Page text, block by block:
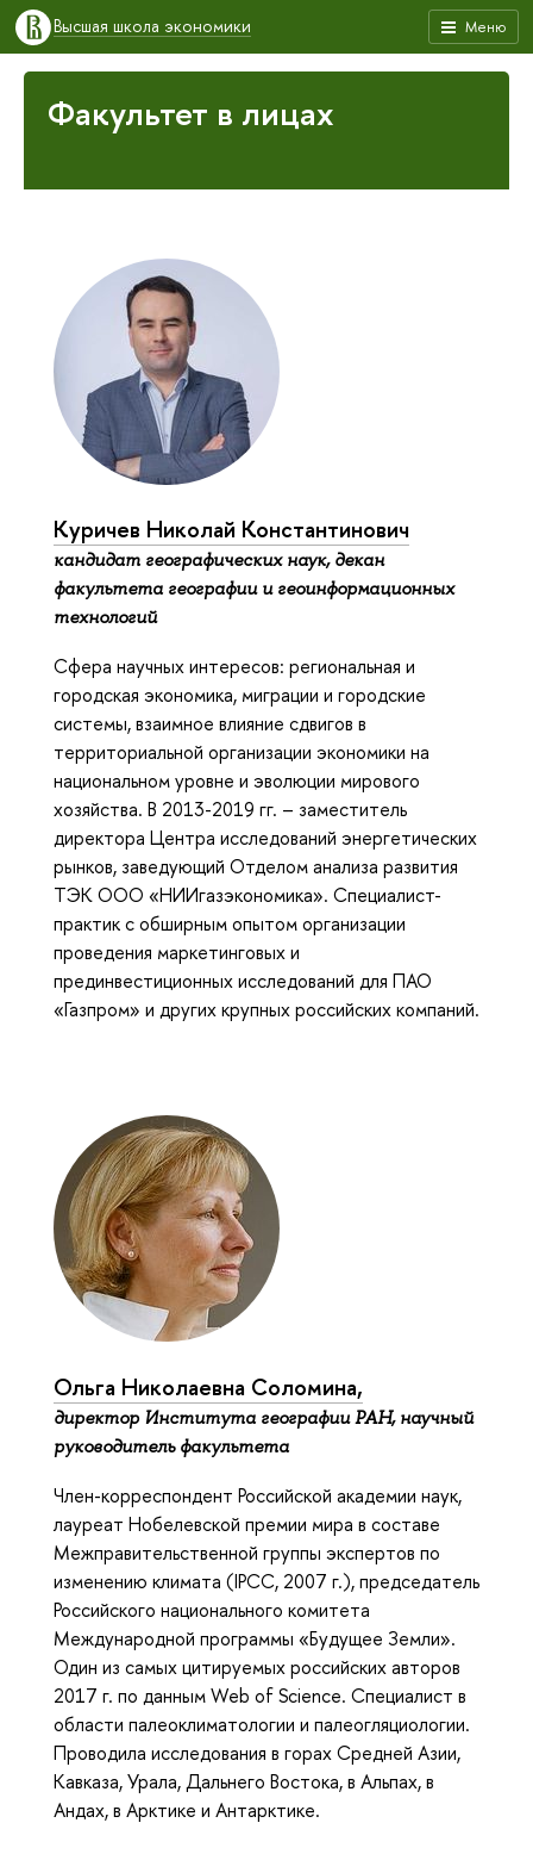
Меню
Высшая школа экономики
Факультет в лицах
Куричев Николай Константинович
кандидат географических наук, декан
факультета географии и геоинформационных
технологий
Сфера научных интересов: региональная и
городская экономика, миграции и городские
системы, взаимное влияние сдвигов в
территориальной организации экономики на
национальном уровне и эволюции мирового
хозяйства. В 2013-2019 гг. – заместитель
директора Центра исследований энергетических
рынков, заведующий Отделом анализа развития
ТЭК ООО «НИИгазэкономика». Специалист-
практик с обширным опытом организации
проведения маркетинговых и
прединвестиционных исследований для ПАО
«Газпром» и других крупных российских компаний.
Ольга Николаевна Соломина,
директор Института географии РАН, научный
руководитель факультета
Член-корреспондент Российской академии наук,
лауреат Нобелевской премии мира в составе
Межправительственной группы экспертов по
изменению климата (IPCC, 2007 г.), председатель
Российского национального комитета
Международной программы «Будущее Земли».
Один из самых цитируемых российских авторов
2017 г. по данным Web of Science. Специалист в
области палеоклиматологии и палеогляциологии.
Проводила исследования в горах Средней Азии,
Кавказа, Урала, Дальнего Востока, в Альпах, в
Андах, в Арктике и Антарктике.